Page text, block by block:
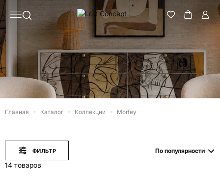
Главная Каталог Коллекции Morfey
ФИЛЬТР
14 товаров
По популярности